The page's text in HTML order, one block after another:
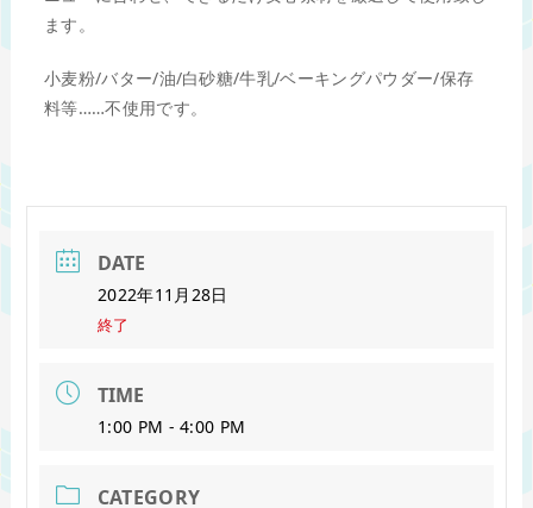
ます。
小麦粉/バター/油/白砂糖/牛乳/ベーキングパウダー/保存
料等……不使用です。
DATE
2022年11月28日
終了
TIME
1:00 PM - 4:00 PM
CATEGORY